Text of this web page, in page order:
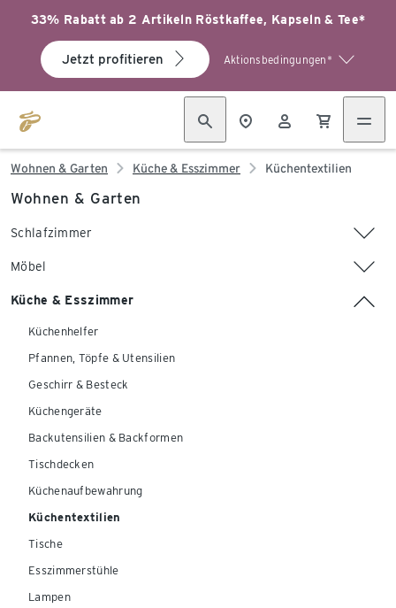
33% Rabatt ab 2 Artikeln Röstkaffee, Kapseln & Tee*
Jetzt profitieren Aktionsbedingungen*
Wohnen & Garten Küche & Esszimmer Küchentextilien
Wohnen & Garten
Schlafzimmer
Möbel
Küche & Esszimmer
Küchenhelfer
Pfannen, Töpfe & Utensilien
Geschirr & Besteck
Küchengeräte
Backutensilien & Backformen
Tischdecken
Küchenaufbewahrung
Küchentextilien
Tische
Esszimmerstühle
Lampen